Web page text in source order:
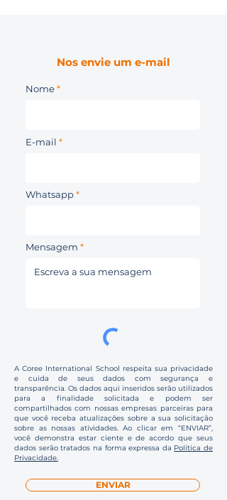
Nos envie um e-mail
Nome
E-mail
Whatsapp
Mensagem
A Coree International School respeita sua privacidade
e cuida de seus dados com segurança e
transparência. Os dados aqui inseridos serão utilizados
para a finalidade solicitada e podem ser
compartilhados com nossas empresas parceiras para
que você receba atualizações sobre a sua solicitação
sobre as nossas atividades. Ao clicar em “ENVIAR”,
você demonstra estar ciente e de acordo que seus
dados serão tratados na forma expressa da Política de
Privacidade.
ENVIAR